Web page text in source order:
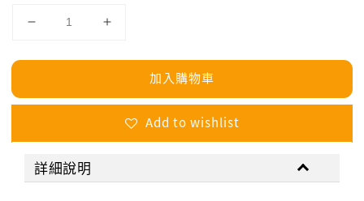
加入購物車
Add to wishlist
詳細說明